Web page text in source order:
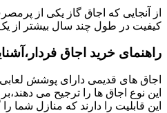
از آنجایی که اجاق گاز یکی از
کیفیت در طول چند سال بیشتر از
راهنمای خرید اجاق
اجاق های قدیمی دارای پوشش
این نوع اجاق ها را ترجیح می
این قابلیت را دارند که منازل شما